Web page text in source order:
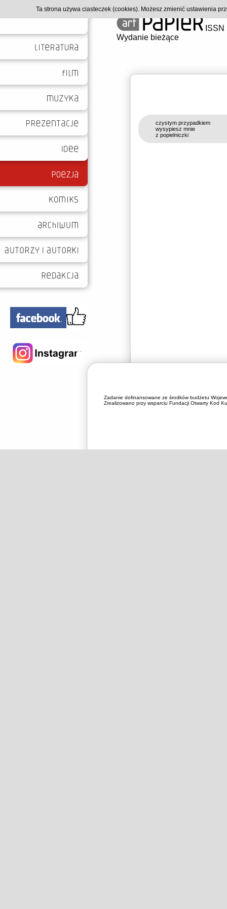
Wydanie bieżące
czystym przypadkiem
wysypiesz mnie
z popielniczki
Zadanie dofinansowane ze środków budżetu
Zrealizowano przy wsparciu Fundacji Otwarty Kod
Ta strona używa ciasteczek (cookies). Możesz zmienić ustawienia